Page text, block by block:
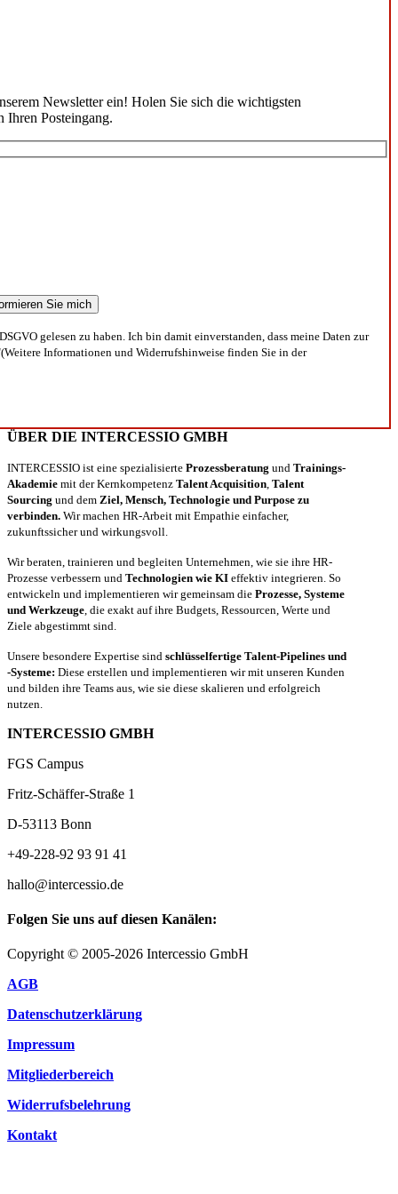
Newsletter ein! Holen Sie sich die wichtigsten
Ihren Posteingang.
gelesen zu haben. Ich bin damit einverstanden, dass meine Daten zur
Informationen und Widerrufshinweise finden Sie in der
ÜBER DIE INTERCESSIO GMBH
INTERCESSIO ist eine spezialisierte Prozessberatung und Trainings-
Akademie mit der Kernkompetenz Talent Acquisition Talent
Sourcing und dem Ziel, Mensch, Technologie und Purpose zu
verbinden. Wir machen HR-Arbeit mit Empathie einfacher,
zukunftssicher und wirkungsvoll.
Wir beraten, trainieren und begleiten Unternehmen, wie sie ihre HR-
Prozesse verbessern und Technologien wie KI effektiv integrieren. So
entwickeln und implementieren wir gemeinsam die Prozesse, Systeme
und Werkzeuge , die exakt auf ihre Budgets, Ressourcen, Werte und
Ziele abgestimmt sind.
Unsere besondere Expertise sind schlüsselfertige Talent-Pipelines und
-Systeme: Diese erstellen und implementieren wir mit unseren Kunden
und bilden ihre Teams aus, wie sie diese skalieren und erfolgreich
nutzen.
INTERCESSIO GMBH
FGS Campus
Fritz-Schäffer-Straße 1
D-53113 Bonn
+49-228-92 93 91 41
hallo@intercessio.de
Folgen Sie uns auf diesen Kanälen:
Copyright © 2005-2026 Intercessio GmbH
AGB
Datenschutzerklärung
Impressum
Mitgliederbereich
Widerrufsbelehrung
Kontakt